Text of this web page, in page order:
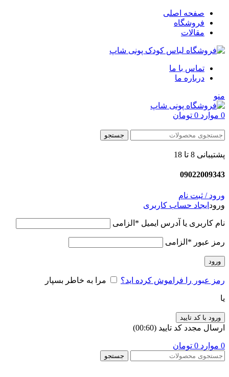
صفحه اصلی
فروشگاه
مقالات
تماس با ما
درباره ما
منو
0 موارد 0 تومان
جستجو
پشتیبانی 8 تا 18
09022009343
ورود / ثبت نام
ورود ایجاد حساب کاربری
نام کاربری یا آدرس ایمیل * الزامی
رمز عبور * الزامی
ورود
رمز عبور را فراموش کرده اید؟ مرا به خاطر بسپار
یا
ورود با کد تایید
ارسال مجدد کد تایید (00:
60
)
0 موارد 0 تومان
جستجو